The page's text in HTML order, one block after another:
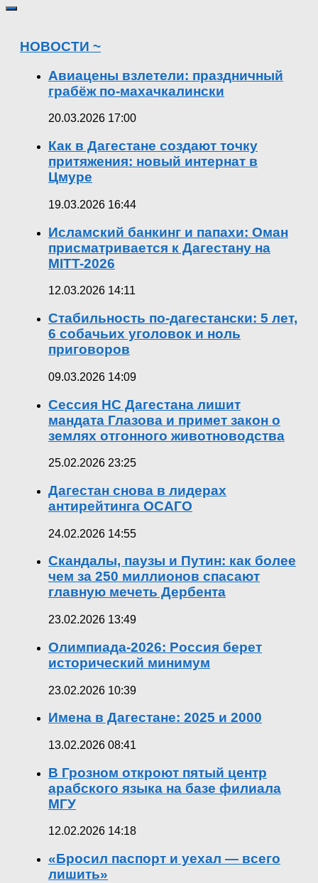
НОВОСТИ ~
Авиацены взлетели: праздничный
грабёж по-махачкалински
20.03.2026 17:00
Как в Дагестане создают точку
притяжения: новый интернат в
Цмуре
19.03.2026 16:44
Исламский банкинг и папахи: Оман
присматривается к Дагестану на
MITT-2026
12.03.2026 14:11
Стабильность по-дагестански: 5 лет,
6 собачьих уголовок и ноль
приговоров
09.03.2026 14:09
Сессия НС Дагестана лишит
мандата Глазова и примет закон о
землях отгонного животноводства
25.02.2026 23:25
Дагестан снова в лидерах
антирейтинга ОСАГО
24.02.2026 14:55
Скандалы, паузы и Путин: как более
чем за 250 миллионов спасают
главную мечеть Дербента
23.02.2026 13:49
Олимпиада-2026: Россия берет
исторический минимум
23.02.2026 10:39
Имена в Дагестане: 2025 и 2000
13.02.2026 08:41
В Грозном откроют пятый центр
арабского языка на базе филиала
МГУ
12.02.2026 14:18
«Бросил паспорт и уехал — всего
лишить»